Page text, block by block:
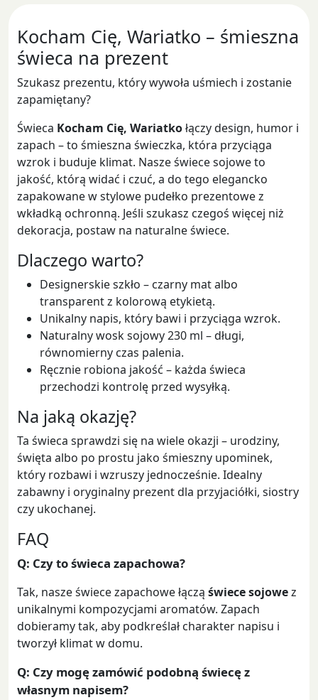
Kocham Cię, Wariatko – śmieszna
świeca na prezent
Szukasz prezentu, który wywoła uśmiech i zostanie
zapamiętany?
Świeca Kocham Cię, Wariatkołączy design, humor i
zapach – to śmieszna świeczka, która przyciąga
wzrok i buduje klimat. Nasze świece sojowe to
jakość, którą widać i czuć, a do tego elegancko
zapakowane w stylowe pudełko prezentowe z
wkładką ochronną. Jeśli szukasz czegoś więcej niż
dekoracja, postaw na naturalne świece.
Dlaczego warto?
Designerskie szkło – czarny mat albo
transparent z kolorową etykietą.
Unikalny napis, który bawi i przyciąga wzrok.
Naturalny wosk sojowy 230 ml – długi,
równomierny czas palenia.
Ręcznie robiona jakość – każda świeca
przechodzi kontrolę przed wysyłką.
Na jaką okazję?
Ta świeca sprawdzi się na wiele okazji – urodziny,
święta albo po prostu jako śmieszny upominek,
który rozbawi i wzruszy jednocześnie. Idealny
zabawny i oryginalny prezent dla przyjaciółki, siostry
czy ukochanej.
FAQ
Q: Czy to świeca zapachowa?
Tak, nasze świece zapachowe łączą świece sojowez
unikalnymi kompozycjami aromatów. Zapach
dobieramy tak, aby podkreślał charakter napisu i
tworzył klimat w domu.
Q: Czy mogę zamówić podobną świecę z
własnym napisem?